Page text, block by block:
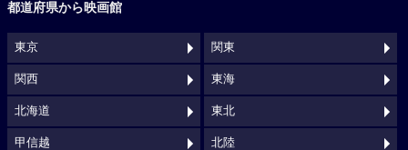
都道府県から映画館
東京 関東
関西 東海
北海道 東北
甲信越 北陸